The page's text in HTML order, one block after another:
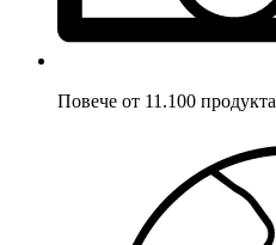
Повече от 11.100 продукта